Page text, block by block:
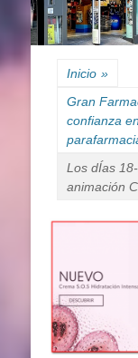
Inicio »
Gran
confianza
Los dÍas
animación